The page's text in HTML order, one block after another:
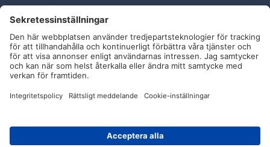
Leveransvillkor
Riktlinjer och åtaganden
Sociala medier